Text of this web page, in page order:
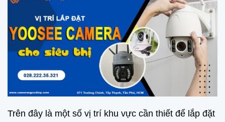
Trên đây là một số vị trí khu vực cần thiết để lắp đặt